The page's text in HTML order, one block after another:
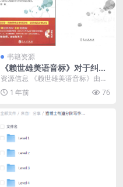
书籍资源
《赖世雄美语音标》对于纠正
发音非常有效[pdf]
资源信息 《赖世雄美语音标》由台
湾英语教学权威赖世雄教授编著，
系统讲解美式英语发...
1 年前 76